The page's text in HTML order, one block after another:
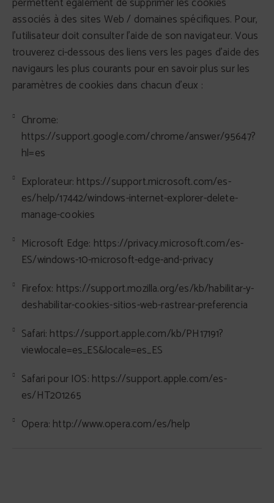
associés à des sites Web / domaines spécifiques. Pour,
l'utilisateur doit consulter l'aide de son navigateur. Vous
trouverez ci-dessous des liens vers les pages d'aide des
navigaurs les plus courants pour en savoir plus sur les
paramètres de cookies dans chacun d’eux :
Chrome:
https://support.google.com/chrome/answer/95647?
hl=es
Explorateur: https://support.microsoft.com/es-
es/help/17442/windows-internet-explorer-delete-
manage-cookies
Microsoft Edge: https://privacy.microsoft.com/es-
ES/windows-10-microsoft-edge-and-privacy
Firefox: https://support.mozilla.org/es/kb/habilitar-y-
deshabilitar-cookies-sitios-web-rastrear-preferencia
Safari: https://support.apple.com/kb/PH17191?
viewlocale=es_ES&locale=es_ES
Safari pour IOS: https://support.apple.com/es-
es/HT201265
Opera: http://www.opera.com/es/help